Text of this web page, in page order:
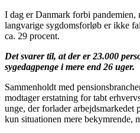
I dag er Danmark forbi pandemien,
langvarige sygdomsforløb er ikke
ca. 29 procent.
Det svarer til, at der er 23.000
sygedagpenge i mere end 26 uger.
Sammenholdt med
modtager erstatning for tabt
unge, der forlader arbejdsmarkedet
kun situationen mere bekymrende,